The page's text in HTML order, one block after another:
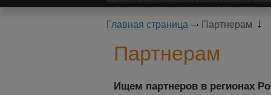
Главная страница Партнерам
Партнерам
Ищем партнеров в регионах